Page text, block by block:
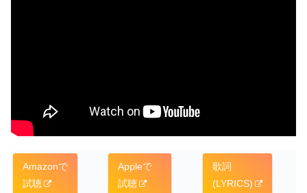
Amazonで
試聴
Appleで
試聴
歌詞
(LYRICS)